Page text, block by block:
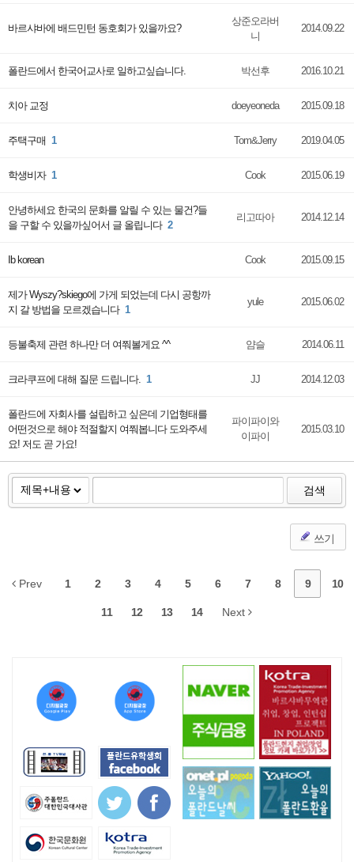
바르샤바에 배드민턴 동호회가 있을까요?
상준오라버
니
2014.09.22
폴란드에서 한국어교사로 일하고싶습니다. 박선후 2016.10.21
치아 교정 doeyeoneda 2015.09.18
주택구매 1 Tom&Jerry 2019.04.05
학생비자 1 Cook 2015.06.19
안녕하세요 한국의 문화를 알릴 수 있는 물건?들
을 구할 수 있을까싶어서 글 올립니다 2
리고따아 2014.12.14
Ib korean Cook 2015.09.15
제가 Wyszy?skiego에 가게 되었는데 다시 공항까
지 갈 방법을 모르겠습니다 1
yule 2015.06.02
등불축제 관련 하나만 더 여쭤볼게요 ^^ 얌슬 2014.06.11
크라쿠프에 대해 질문 드립니다. 1 JJ 2014.12.03
폴란드에 자회사를 설립하고 싶은데 기업형태를
어떤것으로 해야 적절할지 여쭤봅니다 도와주세
요! 저도 곧 가요!
파이파이와
이파이
2015.03.10
검색
쓰기
Prev 1 2 3 4 5 6 7 8 9 10
11 12 13 14 Next